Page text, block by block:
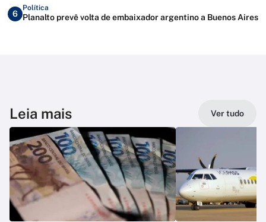
6
Política
Planalto prevê volta de embaixador argentino a Buenos Aires
Leia mais Ver tudo